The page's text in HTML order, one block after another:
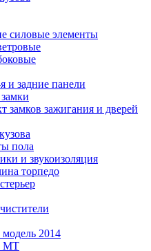
силовые элементы
и задние панели
замков зажигания и дверей
пола
и звукоизоляция
торпедо
2014
МТ